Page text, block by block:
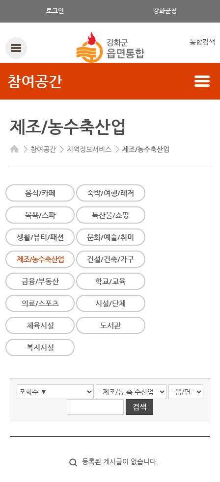
로그인 강화군청
통합검색
참여공간
제조/농수축산업
참여공간 지역정보서비스 제조/농수축산업
음식/카페 숙박/여행/레저
목욕/스파 특산물/쇼핑
생활/뷰티/패션 문화/예술/취미
제조/농수축산업 건설/건축/가구
금융/부동산 학교/교육
의료/스포츠 시설/단체
체육시설 도서관
복지시설
등록된 게시글이 없습니다.